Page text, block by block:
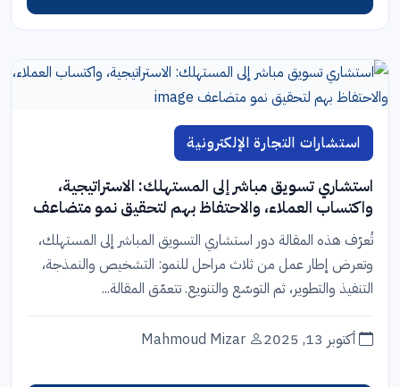
استشارات التجارة الإلكترونية
استشاري تسويق مباشر إلى المستهلك: الاستراتيجية،
واكتساب العملاء، والاحتفاظ بهم لتحقيق نمو متضاعف
تُعرّف هذه المقالة دور استشاري التسويق المباشر إلى المستهلك،
وتعرض إطار عمل من ثلاث مراحل للنمو: التشخيص والنمذجة،
التنفيذ والتطوير، ثم التوسّع والتنويع. تتعمّق المقالة...
أكتوبر 13, 2025